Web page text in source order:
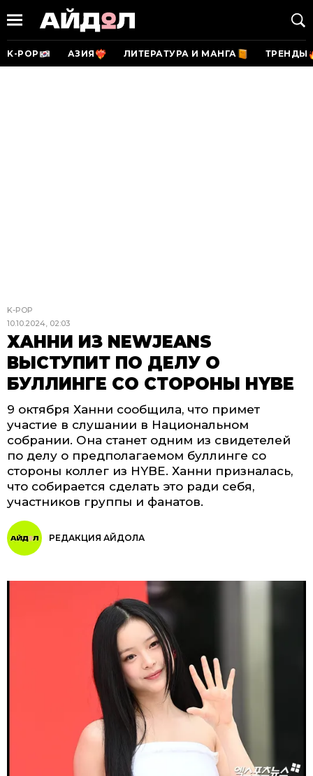
K-POP АЗИЯ ЛИТЕРАТУРА И МАНГА ТРЕНДЫ
K-POP
10.10.2024, 02:03
ХАННИ ИЗ NEWJEANS
ВЫСТУПИТ ПО ДЕЛУ О
БУЛЛИНГЕ СО СТОРОНЫ HYBE
9 октября Ханни сообщила, что примет
участие в слушании в Национальном
собрании. Она станет одним из свидетелей
по делу о предполагаемом буллинге со
стороны коллег из HYBE. Ханни призналась,
что собирается сделать это ради себя,
участников группы и фанатов.
РЕДАКЦИЯ АЙДОЛА